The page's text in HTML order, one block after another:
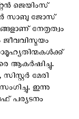
ജെയിംസ്
സാബു ജോസ്
നേതൃത്വം
ആകർഷിച്ചു.
മേരി
ഇന്നു
പര്യടനം